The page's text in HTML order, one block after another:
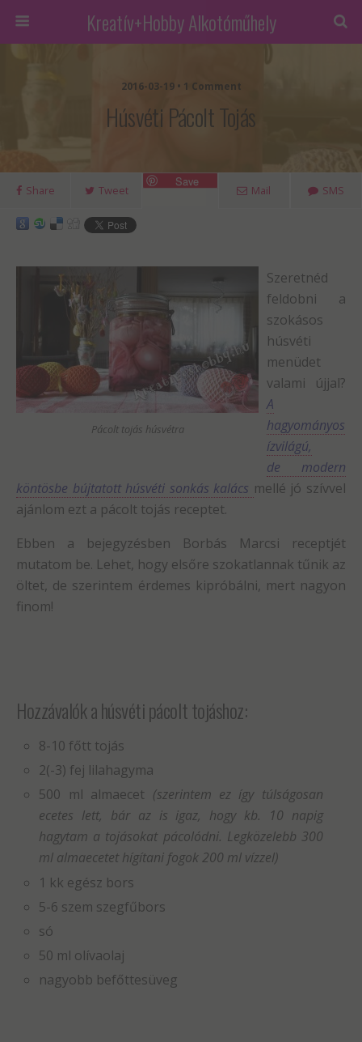
Kreatív+Hobby Alkotóműhely
2016-03-19 • 1 Comment
Húsvéti Pácolt Tojás
Share Tweet
Save
Mail SMS
Pácolt tojás húsvétra
Szeretnéd
feldobni a
szokásos
húsvéti
menüdet
valami újjal?
A
hagyományos
ízvilágú,
de modern
köntösbe bújtatott húsvéti sonkás kalács mellé jó szívvel
ajánlom ezt a pácolt tojás receptet.
Ebben a bejegyzésben Borbás Marcsi receptjét
mutatom be. Lehet, hogy elsőre szokatlannak tűnik az
öltet, de szerintem érdemes kipróbálni, mert nagyon
finom!
Hozzávalók a húsvéti pácolt tojáshoz:
8-10 főtt tojás
2(-3) fej lilahagyma
500 ml almaecet (szerintem ez így túlságosan
ecetes lett, bár az is igaz, hogy kb. 10 napig
hagytam a tojásokat pácolódni. Legközelebb 300
ml almaecetet hígítani fogok 200 ml vízzel)
1 kk egész bors
5-6 szem szegfűbors
só
50 ml olívaolaj
nagyobb befőttesüveg